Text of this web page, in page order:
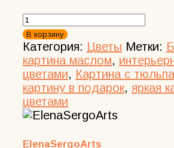
Количество
товара
Картина
с
цветами
"Доставщица
цветов"
35x25
В корзину
Категория: Цветы Метки:
картина маслом,
цветами, Картина с
картину в подарок, яркая
цветами
ElenaSergoArts